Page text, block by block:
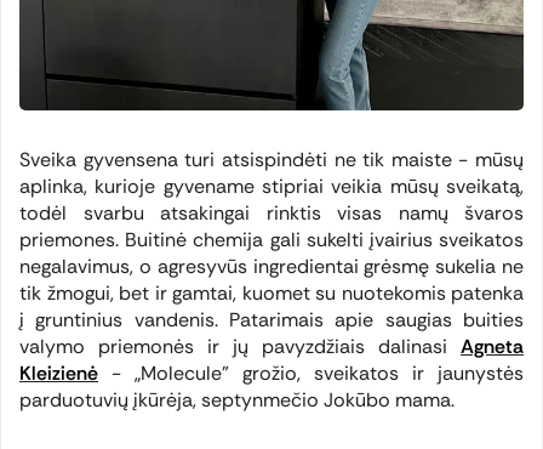
Sveika gyvensena turi atsispindėti ne tik maiste - mūsų
aplinka, kurioje gyvename stipriai veikia mūsų sveikatą,
todėl svarbu atsakingai rinktis visas namų švaros
priemones. Buitinė chemija gali sukelti įvairius sveikatos
negalavimus, o agresyvūs ingredientai grėsmę sukelia ne
tik žmogui, bet ir gamtai, kuomet su nuotekomis patenka
į gruntinius vandenis. Patarimais apie saugias buities
valymo priemonės ir jų pavyzdžiais dalinasi Agneta
Kleizienė - „Molecule” grožio, sveikatos ir jaunystės
parduotuvių įkūrėja, septynmečio Jokūbo mama.